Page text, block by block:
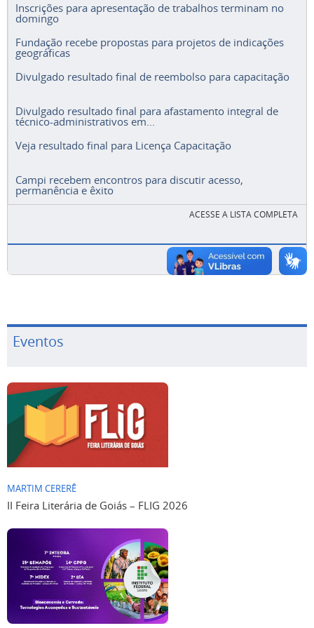
Inscrições para apresentação de trabalhos terminam no
domingo
Fundação recebe propostas para projetos de indicações
geográficas
Divulgado resultado final de reembolso para capacitação
Divulgado resultado final para afastamento integral de
técnico-administrativos em...
Veja resultado final para Licença Capacitação
Campi recebem encontros para discutir acesso,
permanência e êxito
ACESSE A LISTA COMPLETA
Eventos
MARTIM CERERÊ
II Feira Literária de Goiás – FLIG 2026